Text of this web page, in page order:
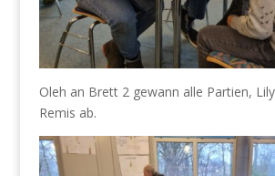
Oleh an Brett 2 gewann alle Partien,
Remis ab.